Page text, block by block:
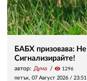
БАБХ призовава:
Сигнализирайте!
автор: Дума visibility 1296
петък, 07 Август 2026 / 23:51